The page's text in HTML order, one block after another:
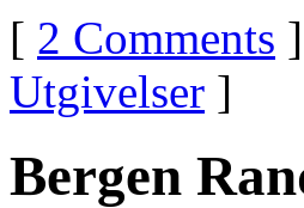
[ 2 Comments
Utgivelser ]
Bergen